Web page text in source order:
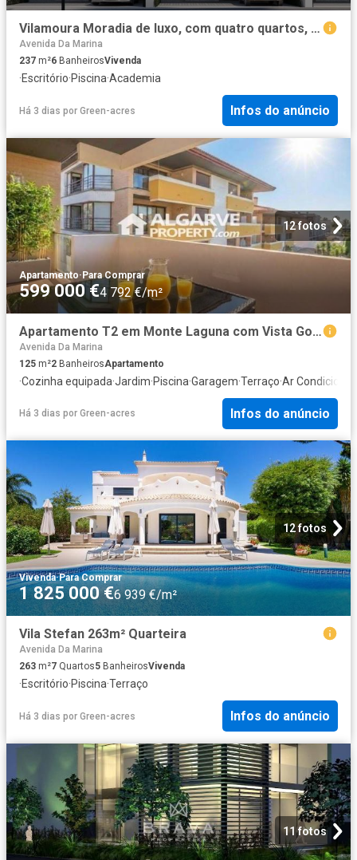
Vilamoura Moradia de luxo, com quatro quartos, piscina pri. 237m² Quarteira
Avenida Da Marina
237 m²6 BanheirosVivenda
·Escritório·Piscina·Academia
Há 3 dias por Green-acres Infos do anúncio
12 fotos
Apartamento·Para Comprar
599 000 €4 792 €/m²
Apartamento T2 em Monte Laguna com Vista Golfe em Vilamoura. 125m² Quarteira
Avenida Da Marina
125 m²2 BanheirosApartamento
·Cozinha equipada·Jardim·Piscina·Garagem·Terraço·Ar
Há 3 dias por Green-acres Infos do anúncio
12 fotos
Vivenda·Para Comprar
1 825 000 €6 939 €/m²
Vila Stefan 263m² Quarteira
Avenida Da Marina
263 m²7 Quartos5 BanheirosVivenda
·Escritório·Piscina·Terraço
Há 3 dias por Green-acres Infos do anúncio
11 fotos